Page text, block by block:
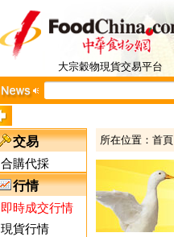
大宗穀物現貨交易平台
交易
合購代採
行情
即時成交行情
現貨行情
所在位置： 首頁